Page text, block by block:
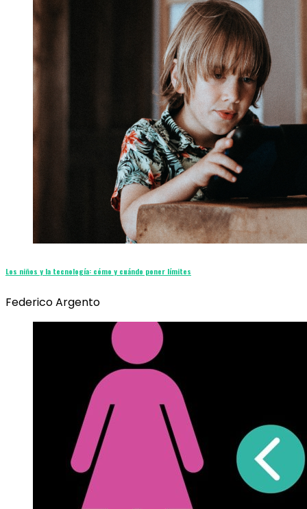
Los niños y la tecnología: cómo y cuándo poner límites
Federico Argento